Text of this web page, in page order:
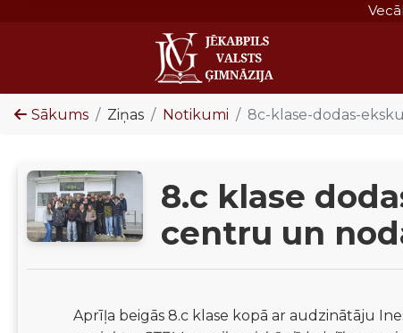
Sākums Ziņas Notikumi 8c-klase-dodas-
8.c klase
centru un
Aprīļa beigās 8.c klase kopā ar audzinātāju